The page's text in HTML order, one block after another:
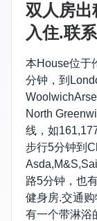
双人房出
入住.联
本House位于
分钟，到
North
线，如
步行5分钟到
路5分钟，也
健身房.交通
有一个带淋浴